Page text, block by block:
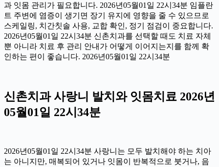
과 잇몸 관리가 필요합니다. 2026년05월01일 22시34분 임플란
트 주변에 염증이 생기면 장기 유지에 영향을 줄 수 있으므로
스케일링, 치간칫솔 사용, 교합 확인, 정기 점검이 중요합니다.
2026년05월01일 22시34분 신촌치과를 선택할 때도 치료 자체
뿐 아니라 치료 후 관리 안내가 어떻게 이어지는지를 함께 확
인하는 편이 좋습니다. 2026년05월01일 22시34분
신촌치과 사랑니 발치와 잇몸치료 2026년
05월01일 22시34분
2026년05월01일 22시34분 사랑니는 모두 발치해야 하는 치아
는 아니지만, 매복되어 있거나 잇몸이 반복적으로 붓거나, 음